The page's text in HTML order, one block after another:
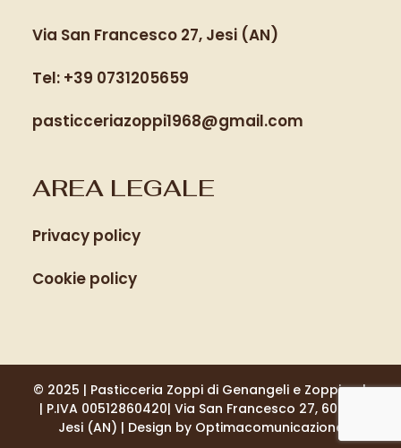
Via San Francesco 27, Jesi (AN)
Tel: +39 0731205659
pasticceriazoppi1968@gmail.com
AREA LEGALE
Privacy policy
Cookie policy
© 2025 | Pasticceria Zoppi di Genangeli e Zoppi s.r.l.
| P.IVA 00512860420| Via San Francesco 27, 60035
Jesi (AN) | Design by Optimacomunicazione